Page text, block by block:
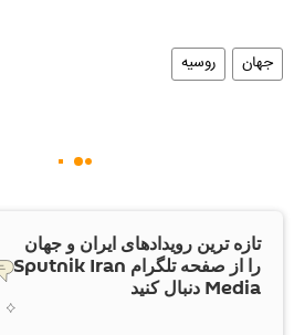
جهان روسیه
تازه ترین رویدادهای ایران و جهان
را از صفحه تلگرام Sputnik Iran
Media دنبال کنید